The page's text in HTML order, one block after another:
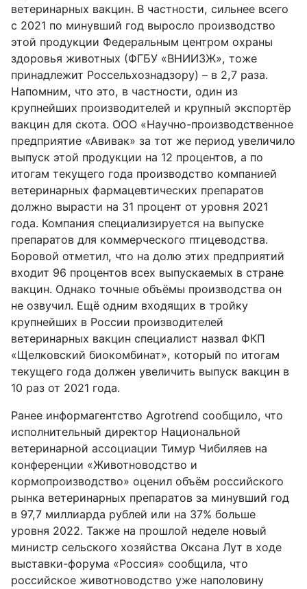
ветеринарных вакцин. В частности, сильнее всего
с 2021 по минувший год выросло производство
этой продукции Федеральным центром охраны
здоровья животных (ФГБУ «ВНИИЗЖ», тоже
принадлежит Россельхознадзору) – в 2,7 раза.
Напомним, что это, в частности, один из
крупнейших производителей и крупный экспортёр
вакцин для скота. ООО «Научно-производственное
предприятие «Авивак» за тот же период увеличило
выпуск этой продукции на 12 процентов, а по
итогам текущего года производство компанией
ветеринарных фармацевтических препаратов
должно вырасти на 31 процент от уровня 2021
года. Компания специализируется на выпуске
препаратов для коммерческого птицеводства.
Боровой отметил, что на долю этих предприятий
входит 96 процентов всех выпускаемых в стране
вакцин. Однако точные объёмы производства он
не озвучил. Ещё одним входящих в тройку
крупнейших в России производителей
ветеринарных вакцин специалист назвал ФКП
«Щелковский биокомбинат», который по итогам
текущего года должен увеличить выпуск вакцин в
10 раз от 2021 года.
Ранее информагентство Agrotrend сообщило, что
исполнительный директор Национальной
ветеринарной ассоциации Тимур Чибиляев на
конференции «Животноводство и
кормопроизводство» оценил объём российского
рынка ветеринарных препаратов за минувший год
в 97,7 миллиарда рублей или на 37% больше
уровня 2022. Также на прошлой неделе новый
министр сельского хозяйства Оксана Лут в ходе
выставки-форума «Россия» сообщила, что
российское животноводство уже наполовину